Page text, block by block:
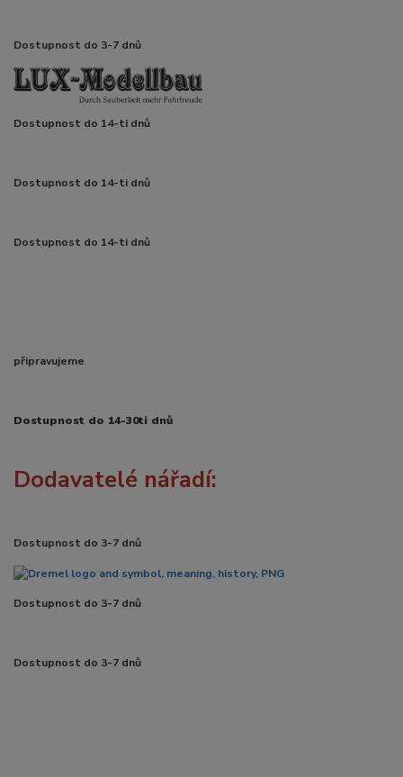
Dostupnost do 3-7 dnů
Dostupnost do 14-ti dnů
Dostupnost do 14-ti dnů
Dostupnost do 14-ti dnů
připravujeme
Dostupnost do 14-30ti dnů
Dodavatelé nářadí:
Dostupnost do 3-7 dnů
Dostupnost do 3-7 dnů
Dostupnost do 3-7 dnů